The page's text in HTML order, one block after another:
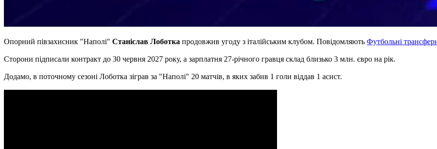
Опорний півзахисник "Наполі" Станіслав Лоботка продовжив угоду з італійським клубом. Повідомляють Футбольні
Сторони підписали контракт до 30 червня 2027 року, а зарплатня 27-річного гравця склад близько 3 млн. євро на рік.
Додамо, в поточному сезоні Лоботка зіграв за "Наполі" 20 матчів, в яких забив 1 голи віддав 1 асист.